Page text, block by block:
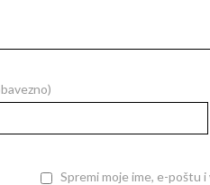
Spremi moje ime, e-poštu